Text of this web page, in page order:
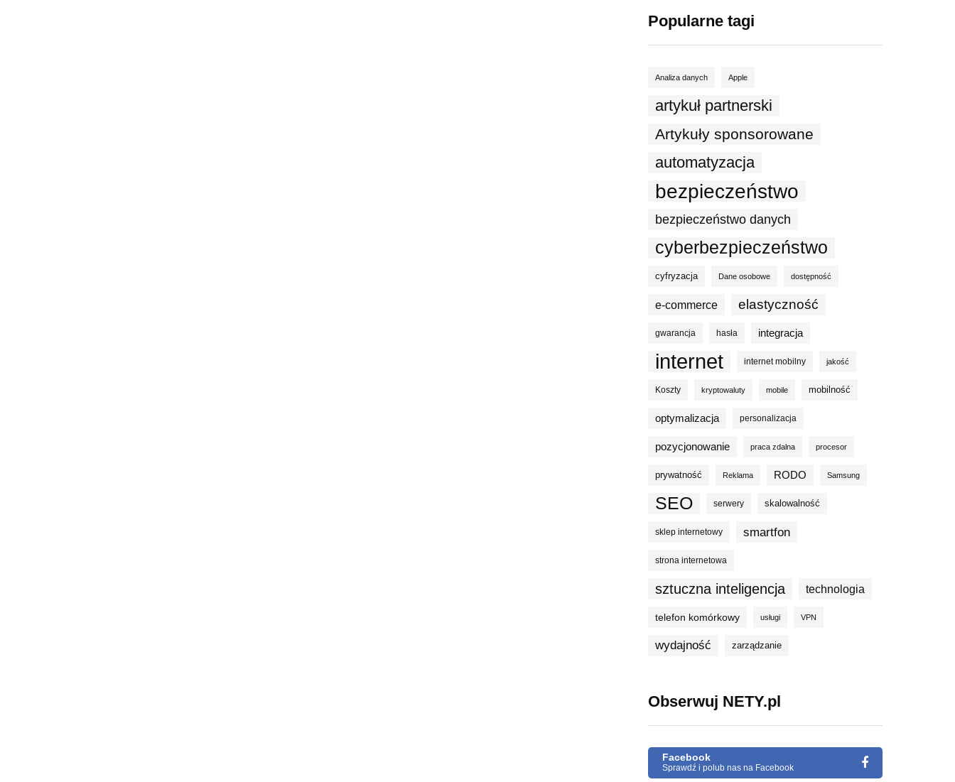
Popularne tagi
Analiza danych Apple
artykuł partnerski
Artykuły sponsorowane
automatyzacja
bezpieczeństwo
bezpieczeństwo danych
cyberbezpieczeństwo
cyfryzacja Dane osobowe dostępność
e-commerce elastyczność
gwarancja hasła integracja
internet internet mobilny jakość
Koszty kryptowaluty mobile mobilność
optymalizacja personalizacja
pozycjonowanie praca zdalna procesor
prywatność Reklama RODO Samsung
SEO serwery skalowalność
sklep internetowy smartfon
strona internetowa
sztuczna inteligencja technologia
telefon komórkowy usługi VPN
wydajność zarządzanie
Obserwuj NETY.pl
Facebook
Sprawdź i polub nas na Facebook